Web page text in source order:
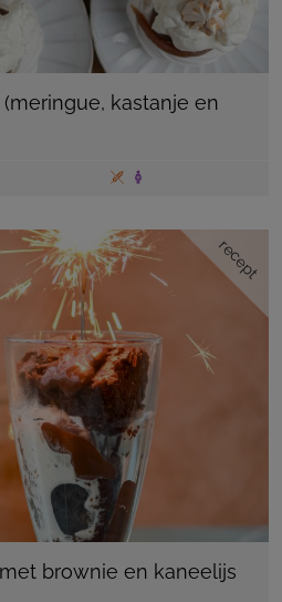
kastanje en
recept
brownie en kaneelijs